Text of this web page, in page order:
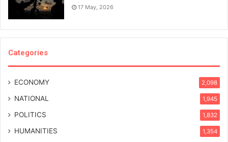
17 May, 2026
Categories
ECONOMY 2,098
NATIONAL 1,945
POLITICS 1,832
HUMANITIES 1,354